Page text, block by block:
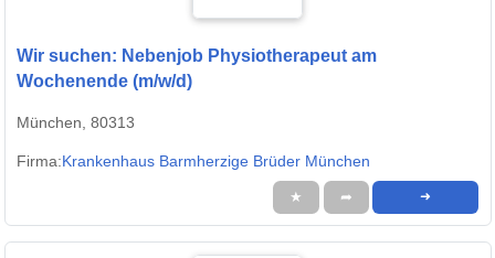
Wir suchen: Nebenjob Physiotherapeut am
Wochenende (m/w/d)
München, 80313
Firma:Krankenhaus Barmherzige Brüder München
★ ➦ ➜